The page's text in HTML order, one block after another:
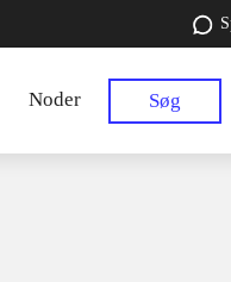
Noder Søg